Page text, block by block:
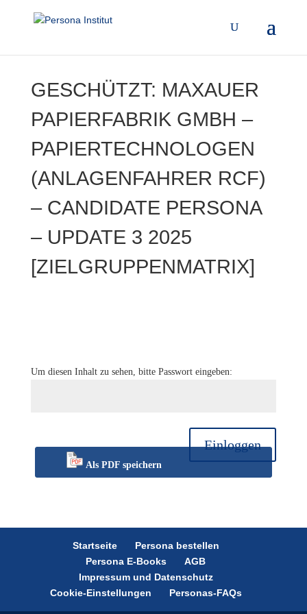
GESCHÜTZT: MAXAUER
PAPIERFABRIK GMBH –
PAPIERTECHNOLOGEN
(ANLAGENFAHRER RCF)
– CANDIDATE PERSONA
– UPDATE 3 2025
[ZIELGRUPPENMATRIX]
Um diesen Inhalt zu sehen, bitte Passwort eingeben:
Einloggen
Als PDF speichern
Startseite
Persona bestellen
Persona E-Books
AGB
Impressum und Datenschutz
Cookie-Einstellungen
Personas-FAQs